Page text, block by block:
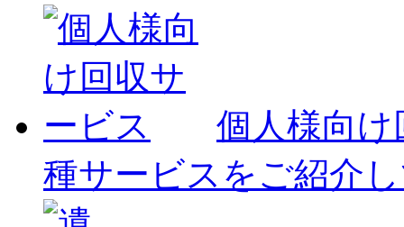
個人様向
種サービスをご紹介